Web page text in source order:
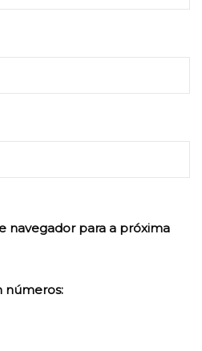
navegador para a próxima
números: